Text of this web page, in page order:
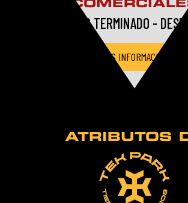
PROYECTO TERMINADO -
MÁS INFORMACIÓN
ATRIBUTOS